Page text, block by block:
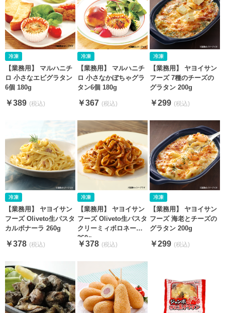
【業務用】 マルハニチ
ロ 小さなエビグラタン
6個 180g
￥389
【業務用】 マルハニチ
ロ 小さなかぼちゃグラ
タン6個 180g
￥367
【業務用】 ヤヨイサン
フーズ 7種のチーズの
グラタン 200g
￥299
【業務用】 ヤヨイサン
フーズ Oliveto生パスタ
カルボナーラ 260g
￥378
【業務用】 ヤヨイサン
フーズ Oliveto生パスタ
クリーミィボロネーゼ
260g
￥378
【業務用】 ヤヨイサン
フーズ 海老とチーズの
グラタン 200g
￥299